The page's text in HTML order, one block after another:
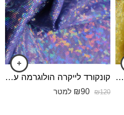
קונקורד לייקרה הולוגרמה עבה הולוגרמה צהוב קונקורד לייקרה הולוגרמה עבה הולוגרמה סגול
₪120
₪90 למטר